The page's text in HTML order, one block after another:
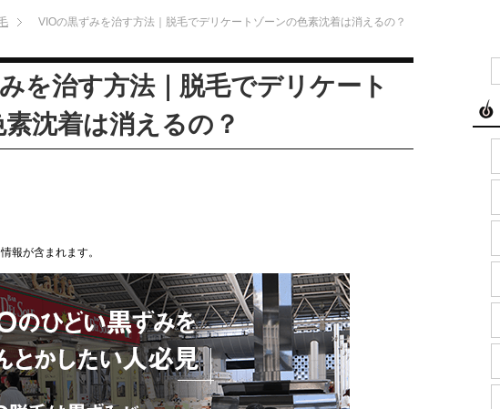
VIOの黒ずみを治す方法｜脱毛でデリケートゾーンの色素沈着は消えるの？
を治す方法｜脱毛でデリケート
沈着は消えるの？
報が含まれます。